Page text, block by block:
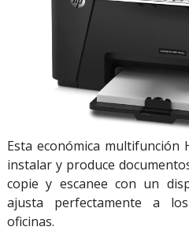
Esta económica multifunción
instalar y produce
copie y escanee con un
ajusta perfectamente a
oficinas.